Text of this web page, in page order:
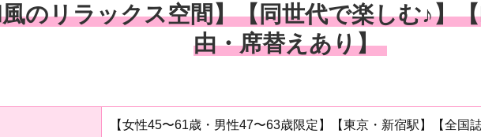
のリラックス空間】【同世代で楽しむ♪】
由・席替えあり】
【女性45〜61歳・男性47〜63歳限定】【東京・新宿駅】【全国